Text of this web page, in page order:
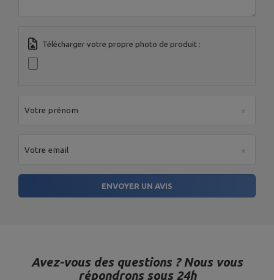
Télécharger votre propre photo de produit :
Votre prénom
Votre email
ENVOYER UN AVIS
Avez-vous des questions ? Nous vous
répondrons sous 24h